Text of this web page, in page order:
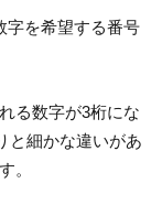
字を希望する番号
る数字が3桁にな
と細かな違いがあ
。